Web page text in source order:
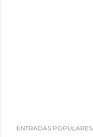
ENTRADAS POPULARES